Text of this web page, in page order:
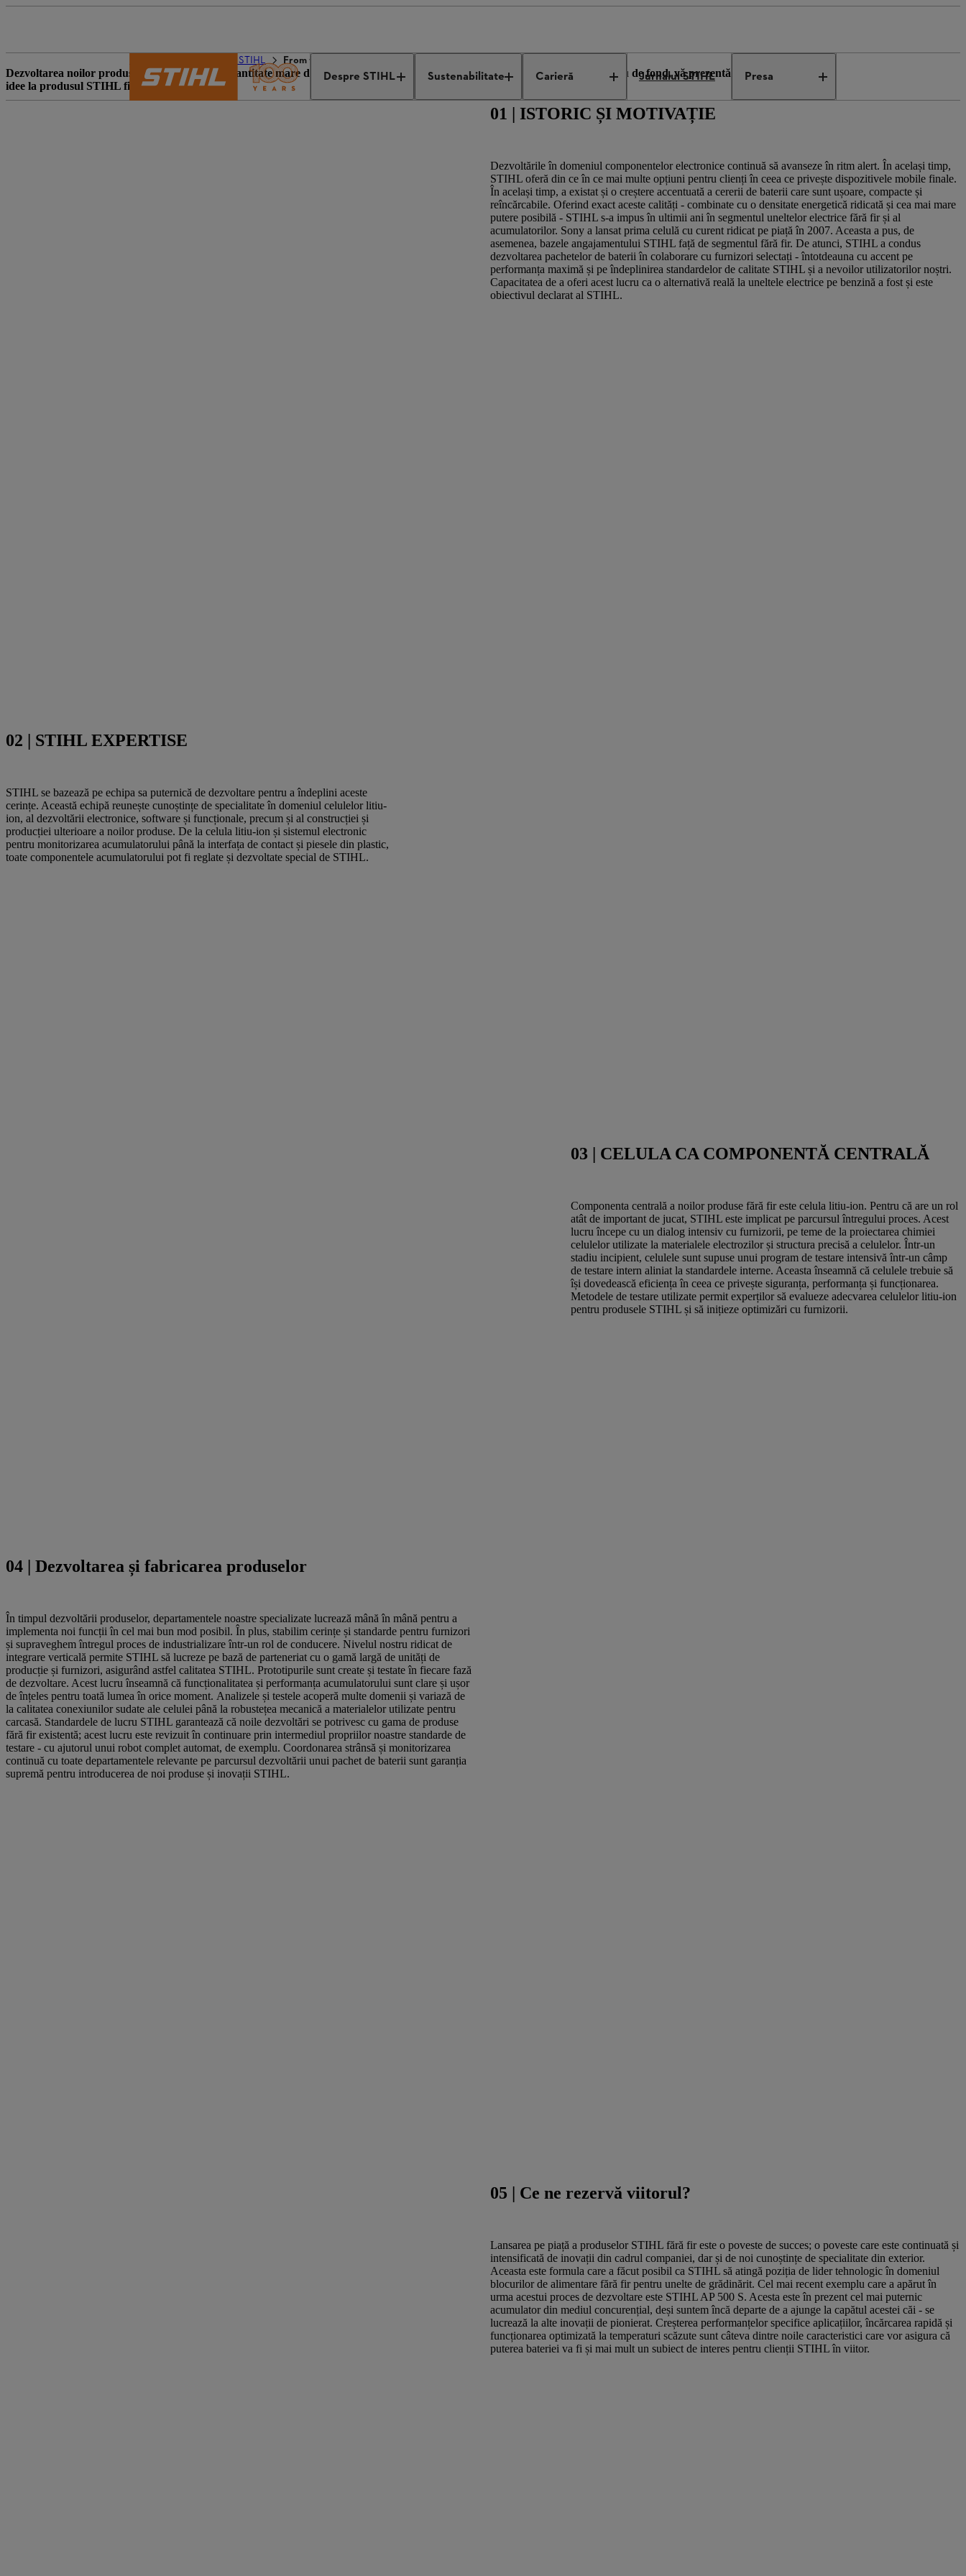
Despre STIHL Sustenabilitate Carieră Jurnalul STIHL Presa
Revista STIHL From the idea to the product
Dezvoltarea noilor produse fără fir reunește o cantitate mare de cunoștințe noi cu experiența din alte domenii. În raportul nostru de fond, vă prezentăm calea de la
idee la produsul STIHL finit.
01 | ISTORIC ȘI MOTIVAȚIE
Dezvoltările în domeniul componentelor electronice continuă să avanseze în ritm alert. În același timp,
STIHL oferă din ce în ce mai multe opțiuni pentru clienți în ceea ce privește dispozitivele mobile finale.
În același timp, a existat și o creștere accentuată a cererii de baterii care sunt ușoare, compacte și
reîncărcabile. Oferind exact aceste calități - combinate cu o densitate energetică ridicată și cea mai mare
putere posibilă - STIHL s-a impus în ultimii ani în segmentul uneltelor electrice fără fir și al
acumulatorilor. Sony a lansat prima celulă cu curent ridicat pe piață în 2007. Aceasta a pus, de
asemenea, bazele angajamentului STIHL față de segmentul fără fir. De atunci, STIHL a condus
dezvoltarea pachetelor de baterii în colaborare cu furnizori selectați - întotdeauna cu accent pe
performanța maximă și pe îndeplinirea standardelor de calitate STIHL și a nevoilor utilizatorilor noștri.
Capacitatea de a oferi acest lucru ca o alternativă reală la uneltele electrice pe benzină a fost și este
obiectivul declarat al STIHL.
02 | STIHL EXPERTISE
STIHL se bazează pe echipa sa puternică de dezvoltare pentru a îndeplini aceste
cerințe. Această echipă reunește cunoștințe de specialitate în domeniul celulelor litiu-
ion, al dezvoltării electronice, software și funcționale, precum și al construcției și
producției ulterioare a noilor produse. De la celula litiu-ion și sistemul electronic
pentru monitorizarea acumulatorului până la interfața de contact și piesele din plastic,
toate componentele acumulatorului pot fi reglate și dezvoltate special de STIHL.
03 | CELULA CA COMPONENTĂ CENTRALĂ
Componenta centrală a noilor produse fără fir este celula litiu-ion. Pentru că are un rol
atât de important de jucat, STIHL este implicat pe parcursul întregului proces. Acest
lucru începe cu un dialog intensiv cu furnizorii, pe teme de la proiectarea chimiei
celulelor utilizate la materialele electrozilor și structura precisă a celulelor. Într-un
stadiu incipient, celulele sunt supuse unui program de testare intensivă într-un câmp
de testare intern aliniat la standardele interne. Aceasta înseamnă că celulele trebuie să
își dovedească eficiența în ceea ce privește siguranța, performanța și funcționarea.
Metodele de testare utilizate permit experților să evalueze adecvarea celulelor litiu-ion
pentru produsele STIHL și să inițieze optimizări cu furnizorii.
04 | Dezvoltarea și fabricarea produselor
În timpul dezvoltării produselor, departamentele noastre specializate lucrează mână în mână pentru a
implementa noi funcții în cel mai bun mod posibil. În plus, stabilim cerințe și standarde pentru furnizori
și supraveghem întregul proces de industrializare într-un rol de conducere. Nivelul nostru ridicat de
integrare verticală permite STIHL să lucreze pe bază de parteneriat cu o gamă largă de unități de
producție și furnizori, asigurând astfel calitatea STIHL. Prototipurile sunt create și testate în fiecare fază
de dezvoltare. Acest lucru înseamnă că funcționalitatea și performanța acumulatorului sunt clare și ușor
de înțeles pentru toată lumea în orice moment. Analizele și testele acoperă multe domenii și variază de
la calitatea conexiunilor sudate ale celulei până la robustețea mecanică a materialelor utilizate pentru
carcasă. Standardele de lucru STIHL garantează că noile dezvoltări se potrivesc cu gama de produse
fără fir existentă; acest lucru este revizuit în continuare prin intermediul propriilor noastre standarde de
testare - cu ajutorul unui robot complet automat, de exemplu. Coordonarea strânsă și monitorizarea
continuă cu toate departamentele relevante pe parcursul dezvoltării unui pachet de baterii sunt garanția
supremă pentru introducerea de noi produse și inovații STIHL.
05 | Ce ne rezervă viitorul?
Lansarea pe piață a produselor STIHL fără fir este o poveste de succes; o poveste care este continuată și
intensificată de inovații din cadrul companiei, dar și de noi cunoștințe de specialitate din exterior.
Aceasta este formula care a făcut posibil ca STIHL să atingă poziția de lider tehnologic în domeniul
blocurilor de alimentare fără fir pentru unelte de grădinărit. Cel mai recent exemplu care a apărut în
urma acestui proces de dezvoltare este STIHL AP 500 S. Acesta este în prezent cel mai puternic
acumulator din mediul concurențial, deși suntem încă departe de a ajunge la capătul acestei căi - se
lucrează la alte inovații de pionierat. Creșterea performanțelor specifice aplicațiilor, încărcarea rapidă și
funcționarea optimizată la temperaturi scăzute sunt câteva dintre noile caracteristici care vor asigura că
puterea bateriei va fi și mai mult un subiect de interes pentru clienții STIHL în viitor.